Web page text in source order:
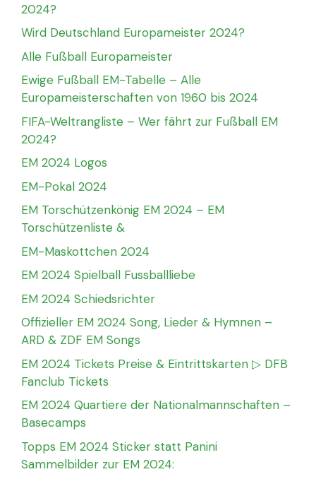
2024?
Wird Deutschland Europameister 2024?
Alle Fußball Europameister
Ewige Fußball EM-Tabelle – Alle
Europameisterschaften von 1960 bis 2024
FIFA-Weltrangliste – Wer fährt zur Fußball EM
2024?
EM 2024 Logos
EM-Pokal 2024
EM Torschützenkönig EM 2024 – EM
Torschützenliste &
EM-Maskottchen 2024
EM 2024 Spielball Fussballliebe
EM 2024 Schiedsrichter
Offizieller EM 2024 Song, Lieder & Hymnen –
ARD & ZDF EM Songs
EM 2024 Tickets Preise & Eintrittskarten ▷ DFB
Fanclub Tickets
EM 2024 Quartiere der Nationalmannschaften –
Basecamps
Topps EM 2024 Sticker statt Panini
Sammelbilder zur EM 2024: